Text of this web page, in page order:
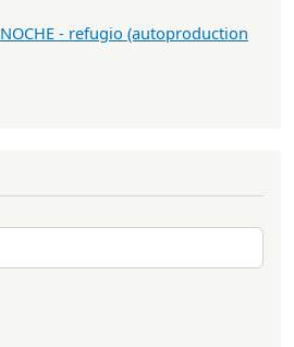
- refugio (autoproduction